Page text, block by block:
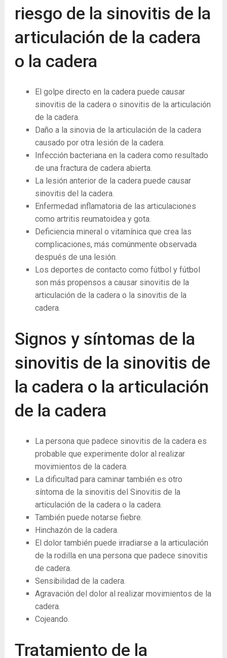
riesgo de la sinovitis de la
articulación de la cadera
o la cadera
El golpe directo en la cadera puede causar
sinovitis de la cadera o sinovitis de la articulación
de la cadera.
Daño a la sinovia de la articulación de la cadera
causado por otra lesión de la cadera.
Infección bacteriana en la cadera como resultado
de una fractura de cadera abierta.
La lesión anterior de la cadera puede causar
sinovitis del la cadera.
Enfermedad inflamatoria de las articulaciones
como artritis reumatoidea y gota.
Deficiencia mineral o vitamínica que crea las
complicaciones, más comúnmente observada
después de una lesión.
Los deportes de contacto como fútbol y fútbol
son más propensos a causar sinovitis de la
articulación de la cadera o la sinovitis de la
cadera.
Signos y síntomas de la
sinovitis de la sinovitis de
la cadera o la articulación
de la cadera
La ​​persona que padece sinovitis de la cadera es
probable que experimente dolor al realizar
movimientos de la cadera.
La dificultad para caminar también es otro
síntoma de la sinovitis del Sinovitis de la
articulación de la cadera o la cadera.
También puede notarse fiebre.
Hinchazón de la cadera.
El dolor también puede irradiarse a la articulación
de la rodilla en una persona que padece sinovitis
de cadera.
Sensibilidad de la cadera.
Agravación del dolor al realizar movimientos de la
cadera.
Cojeando.
Tratamiento de la